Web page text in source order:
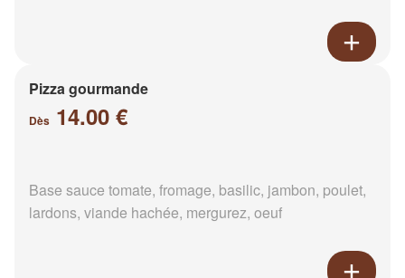
Pizza gourmande
Dès 14.00 €
Base sauce tomate, fromage, basilic, jambon, poulet,
lardons, viande hachée, mergurez, oeuf